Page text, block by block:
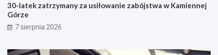
30-latek zatrzymany za usiłowanie zabójstwa w Kamiennej
Górze
7 sierpnia 2026